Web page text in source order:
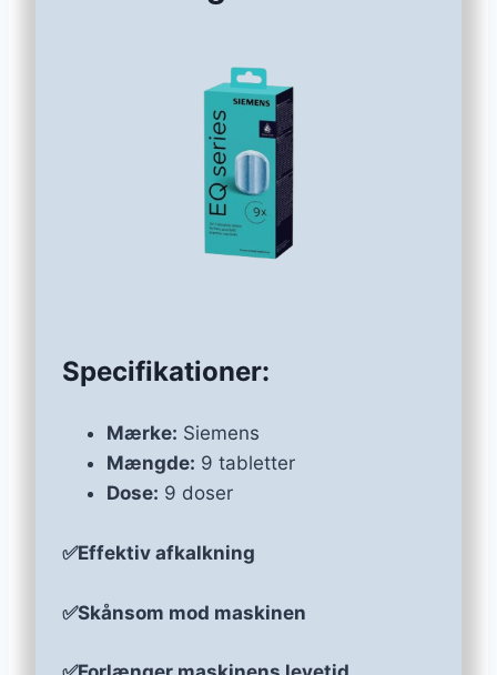
Specifikationer:
Mærke: Siemens
Mængde: 9 tabletter
Dose: 9 doser
✅Effektiv afkalkning
✅Skånsom mod maskinen